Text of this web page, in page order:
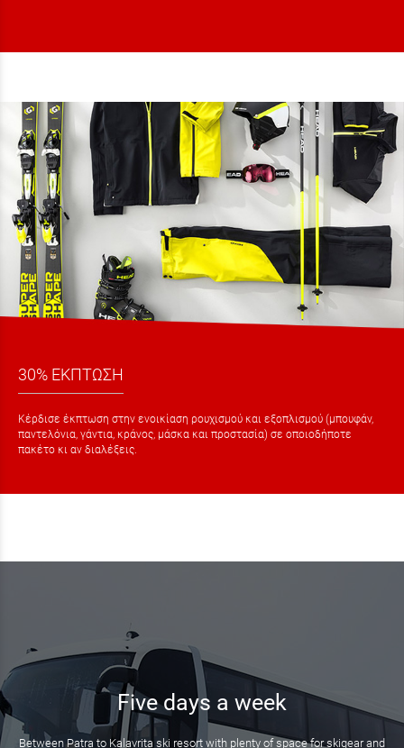
30% ΕΚΠΤΩΣΗ
Κέρδισε έκπτωση στην ενοικίαση ρουχισμού και εξοπλισμού (μπουφάν,
παντελόνια, γάντια, κράνος, μάσκα και προστασία) σε οποιοδήποτε
πακέτο κι αν διαλέξεις.
Five days a week
Between Patra to Kalavrita ski resort with plenty of space for skigear and